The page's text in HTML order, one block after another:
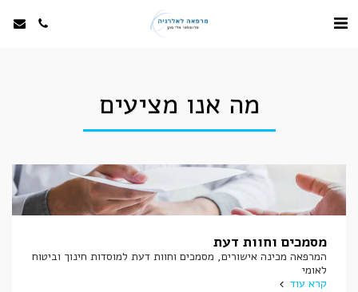
מה אנו מציעים
מסמכים וחוות דעת
המרפאה מכינה אישורים, מסמכים וחוות דעת למוסדות חינוך וביטוח
לאומי
קרא עוד